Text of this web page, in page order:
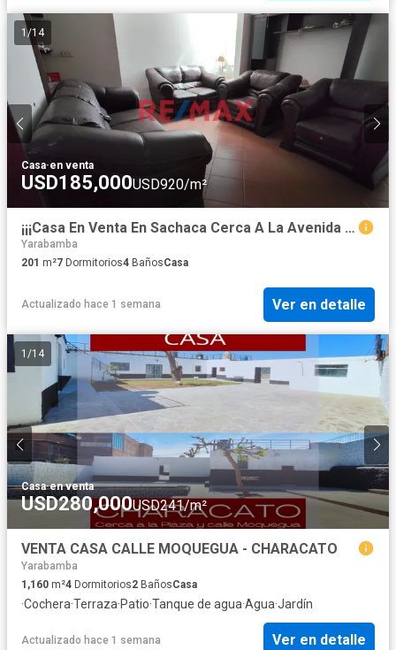
1/14
Casa·en venta
USD185,000USD920/m²
¡¡¡Casa En Venta En Sachaca Cerca A La Avenida Florida!!!
Yarabamba
201 m²7 Dormitorios4 BañosCasa
Actualizado hace 1 semana Ver en detalle
1 /14
Casa·en venta
USD280,000USD241/m²
VENTA CASA CALLE MOQUEGUA - CHARACATO
Yarabamba
1,160 m²4 Dormitorios2 BañosCasa
·Cochera·Terraza·Patio·Tanque de agua·Agua·Jardín
Actualizado hace 1 semana Ver en detalle